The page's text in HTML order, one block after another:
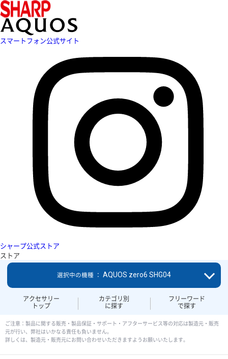
スマートフォン公式サイト
シャープ公式ストア
ストア
アクセサリー
トップ
カテゴリ別
に探す
フリーワード
で探す
選択中の機種 ： AQUOS zero6 SHG04
ご注意：製品に関する販売・製品保証・サポート・アフターサービス等の対応は製造元・販売
元が行い、弊社はいかなる責任も負いません。
詳しくは、製造元・販売元にお問い合わせいただきますようお願いいたします。